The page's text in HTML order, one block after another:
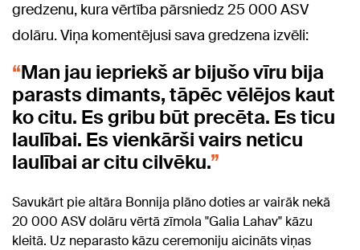
gredzenu, kura vērtība pārsniedz 25 000 ASV
dolāru. Viņa komentējusi sava gredzena izvēli:
Man jau iepriekš ar bijušo vīru bija
parasts dimants, tāpēc vēlējos kaut
ko citu. Es gribu būt precēta. Es ticu
laulībai. Es vienkārši vairs neticu
laulībai ar citu cilvēku.
Savukārt pie altāra Bonnija plāno doties ar vairāk nekā
20 000 ASV dolāru vērtā zīmola "Galia Lahav" kāzu
kleitā. Uz neparasto kāzu ceremoniju aicināts viņas